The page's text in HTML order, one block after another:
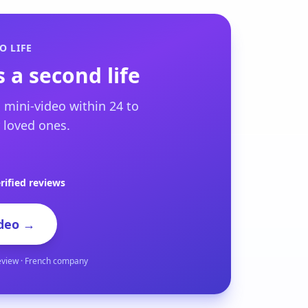
LIFE
a second life
mini-video within 24 to
ones.
reviews
→
· French company